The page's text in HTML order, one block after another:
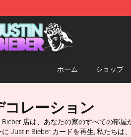
Justin Bieber Merchandise Shop
ホーム ショップ
コレーション
店は、あなたの家のすべての部
Justin Bieber カードを再生, 私たち